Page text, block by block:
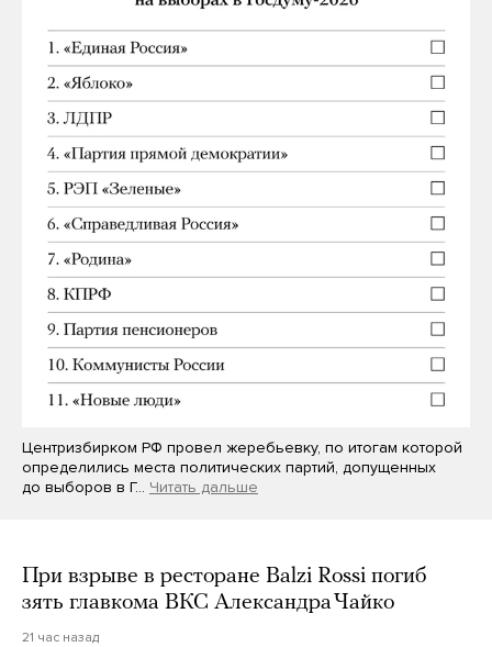
Центризбирком РФ провел жеребьевку, по итогам которой
определились места политических партий, допущенных
до выборов в Г… Читать дальше
При взрыве в ресторане Balzi Rossi погиб
зять главкома ВКС Александра Чайко
21 час назад